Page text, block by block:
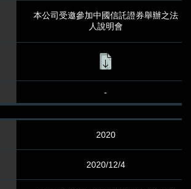
利害關係人溝通及檢舉專區
本公司受邀參加中國信託證券舉辦之法
人說明會
-
2020
2020/12/4